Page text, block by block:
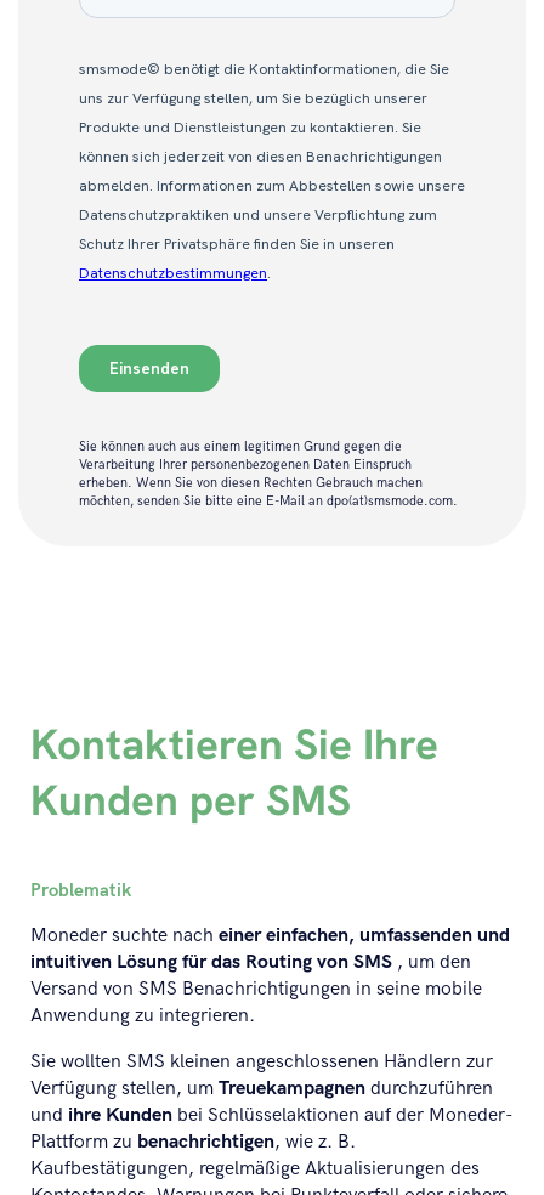
Sie können auch aus einem legitimen Grund gegen die
Verarbeitung Ihrer personenbezogenen Daten Einspruch
erheben. Wenn Sie von diesen Rechten Gebrauch machen
möchten, senden Sie bitte eine E-Mail an dpo(at)smsmode.com.
Kontaktieren Sie Ihre
Kunden per SMS
Problematik
Moneder suchte nach einer einfachen, umfassenden und
intuitiven Lösung für das Routing von SMS , um den
Versand von SMS Benachrichtigungen in seine mobile
Anwendung zu integrieren.
Sie wollten SMS kleinen angeschlossenen Händlern zur
Verfügung stellen, um Treuekampagnen durchzuführen
und ihre Kunden bei Schlüsselaktionen auf der Moneder-
Plattform zu benachrichtigen, wie z. B.
Kaufbestätigungen, regelmäßige Aktualisierungen des